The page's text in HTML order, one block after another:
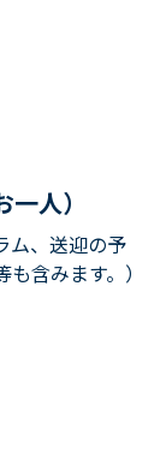
人）
ム、送迎の予
含みます。）